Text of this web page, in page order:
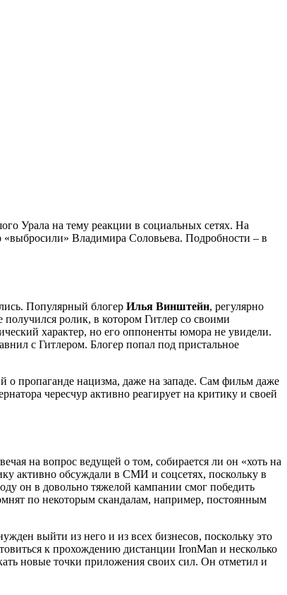
Урала на тему реакции в социальных сетях. На
Владимира Соловьева. Подробности – в
Популярный блогер Илья Винштейн, регулярно
ролик, в котором Гитлер со своими
характер, но его оппоненты юмора не увидели.
с Гитлером. Блогер попал под пристальное
о пропаганде нацизма, даже на западе. Сам фильм даже
чересчур активно реагирует на критику и своей
на вопрос ведущей о том, собирается ли он «хоть на
активно обсуждали в СМИ и соцсетях, поскольку в
он в довольно тяжелой кампании смог победить
по некоторым скандалам, например, постоянным
выйти из него и из всех бизнесов, поскольку это
к прохождению дистанции IronMan и несколько
новые точки приложения своих сил. Он отметил и